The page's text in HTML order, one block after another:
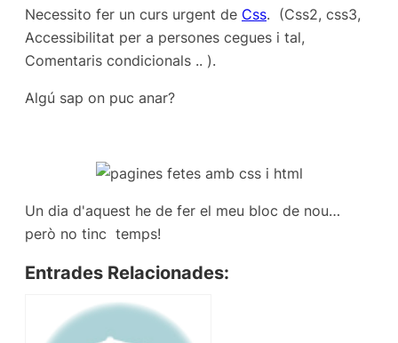
Necessito fer un curs urgent de Css. (Css2, css3,
Accessibilitat per a persones cegues i tal,
Comentaris condicionals .. ).
Algú sap on puc anar?
Un dia d'aquest he de fer el meu bloc de nou…
però no tinc temps!
Entrades Relacionades: